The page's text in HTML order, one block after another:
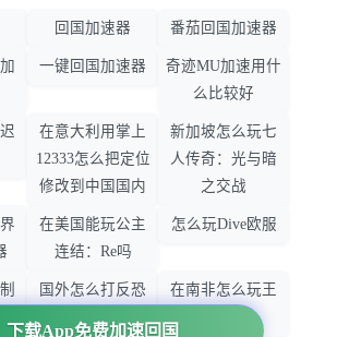
下载App免费加速回国
回国加速器 番茄回国加速器
一键回国加速器
奇迹MU加速用什
么比较好
在意大利用掌上
12333怎么把定位
修改到中国国内
新加坡怎么玩七
人传奇：光与暗
之交战
在美国能玩公主
连结：Re吗
怎么玩Dive欧服
国外怎么打反恐
精英：全球攻势
在南非怎么玩王